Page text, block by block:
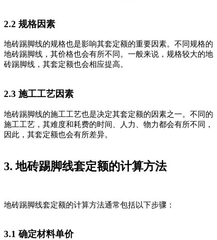
2.2 规格因素
地砖踢脚线的规格也是影响其套定额的重要因素。不同规格的
地砖踢脚线，其价格也会有所不同。一般来说，规格较大的地
砖踢脚线，其套定额也会相应提高。
2.3 施工工艺因素
地砖踢脚线的施工工艺也是决定其套定额的因素之一。不同的
施工工艺，其难度和耗费的时间、人力、物力都会有所不同，
因此，其套定额也会有所差异。
3. 地砖踢脚线套定额的计算方法
地砖踢脚线套定额的计算方法通常包括以下步骤：
3.1 确定材料单价